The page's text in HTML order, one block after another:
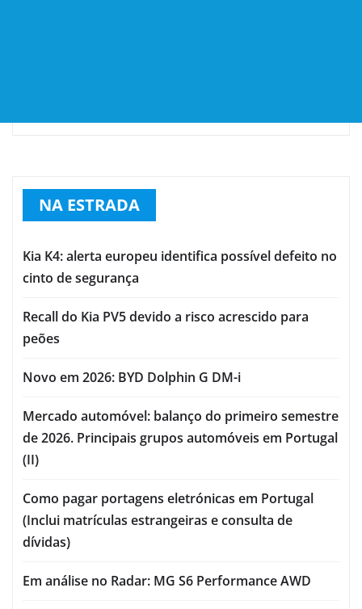
NA ESTRADA
Kia K4: alerta europeu identifica possível defeito no
cinto de segurança
Recall do Kia PV5 devido a risco acrescido para
peões
Novo em 2026: BYD Dolphin G DM-i
Mercado automóvel: balanço do primeiro semestre
de 2026. Principais grupos automóveis em Portugal
(II)
Como pagar portagens eletrónicas em Portugal
(Inclui matrículas estrangeiras e consulta de
dívidas)
Em análise no Radar: MG S6 Performance AWD